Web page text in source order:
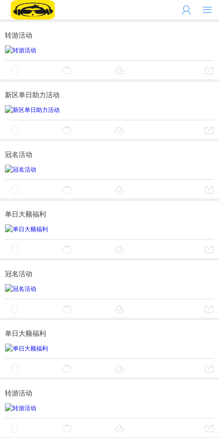
 
转游活动
新区单日助力活动
冠名活动
单日大额福利
冠名活动
单日大额福利
转游活动